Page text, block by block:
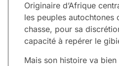
Originaire d’Afrique
les peuples autochtones
chasse, pour sa
capacité à repérer le
Mais son histoire va